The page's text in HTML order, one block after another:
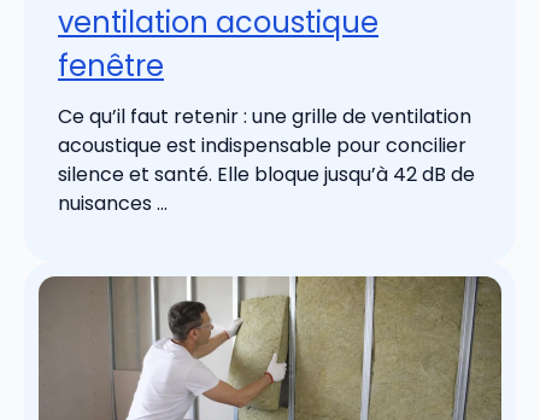
ventilation acoustique
fenêtre
Ce qu’il faut retenir : une grille de ventilation
acoustique est indispensable pour concilier
silence et santé. Elle bloque jusqu’à 42 dB de
nuisances ...